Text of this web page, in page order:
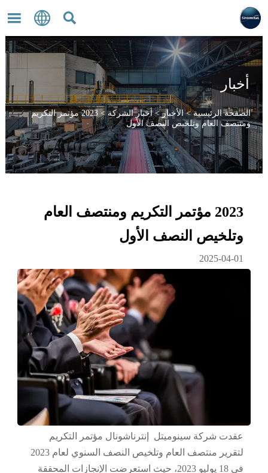



أخبار
الصفحة الرئيسية>الأخبار>أخبار الشركة>
2023 مؤتمر التكريم
ومنتصف العام وتلخيص النصف الأول
2023 مؤتمر التكريم ومنتصف العام
وتلخيص النصف الأول
2025-04-01
عقدت شركة سينوميتل إنترناشونال مؤتمر التكريم
لتقرير منتصف العام وتلخيص النصف السنوي لعام 2023
في 18 يوليو 2023، حيث استعرضت الإنجازات المحققة